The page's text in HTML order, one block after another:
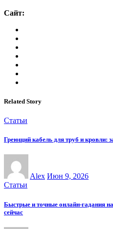
Сайт:
Related Story
Статьи
Греющий кабель для труб и кровли:
Alex Июн 9, 2026
Статьи
Быстрые и точные онлайн-гадания
сейчас